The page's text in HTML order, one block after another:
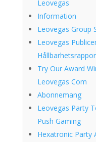
Leovegas
Information
Leovegas Group
Leovegas
Try Our Award
Leovegas Com
Abonnemang
Leovegas Party
Push Gaming
Hexatronic Party